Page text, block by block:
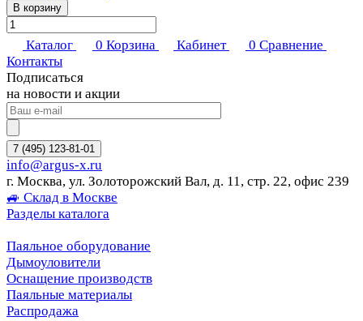
В корзину
Каталог 0 Корзина Кабинет 0 Сравнение
Контакты
Подписаться
на новости и акции
7 (495) 123-81-01
info@argus-x.ru
г. Москва, ул. Золоторожский Вал, д. 11, стр. 22, офис 239
🚙 Склад в Москве
Разделы каталога
Паяльное оборудование
Дымоуловители
Оснащение производств
Паяльные материалы
Распродажа